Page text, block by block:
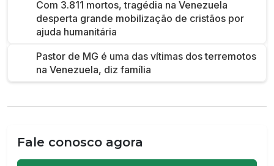
Com 3.811 mortos, tragédia na Venezuela
desperta grande mobilização de cristãos por
ajuda humanitária
Pastor de MG é uma das vítimas dos terremotos
na Venezuela, diz família
Fale conosco agora